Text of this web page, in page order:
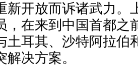
新开放而诉诸武力。
，在来到中国首都之
土耳其、沙特阿拉伯
决方案。